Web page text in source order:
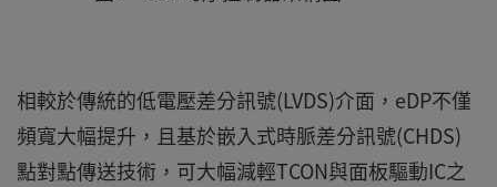
相較於傳統的低電壓差分訊號(LVDS)介面，eDP不僅
頻寬大幅提升，且基於嵌入式時脈差分訊號(CHDS)
點對點傳送技術，可大幅減輕TCON與面板驅動IC之